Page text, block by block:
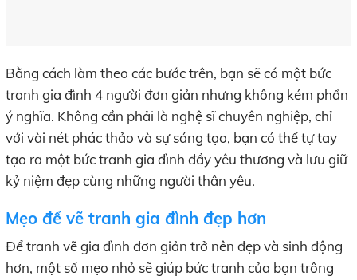
Bằng cách làm theo các bước trên, bạn sẽ có một bức
tranh gia đình 4 người đơn giản nhưng không kém phần
ý nghĩa. Không cần phải là nghệ sĩ chuyên nghiệp, chỉ
với vài nét phác thảo và sự sáng tạo, bạn có thể tự tay
tạo ra một bức tranh gia đình đầy yêu thương và lưu giữ
kỷ niệm đẹp cùng những người thân yêu.
Mẹo để vẽ tranh gia đình đẹp hơn
Để tranh vẽ gia đình đơn giản trở nên đẹp và sinh động
hơn, một số mẹo nhỏ sẽ giúp bức tranh của bạn trông